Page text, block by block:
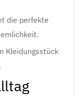
die perfekte
Kleidungsstück